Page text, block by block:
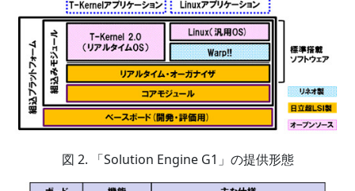
図 2. 「Solution Engine G1」の提供形態